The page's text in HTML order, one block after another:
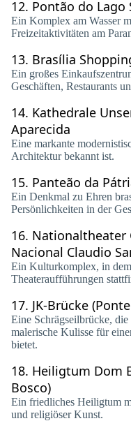
12. Pontão do Lago
Ein Komplex am Wasser
Freizeitaktivitäten am
13. Brasília
Ein großes
Geschäften, Restaurants
14. Kathedrale
Aparecida
Eine markante
Architektur bekannt ist.
15. Panteão da
Ein Denkmal zu Ehren
Persönlichkeiten in der
16. Nationaltheater
Nacional Claudio
Ein Kulturkomplex, in
Theateraufführungen
17. JK-Brücke (Ponte
Eine Schrägseilbrücke, die
malerische Kulisse für
bietet.
18. Heiligtum Dom
Bosco)
Ein friedliches Heiligtum
und religiöser Kunst.